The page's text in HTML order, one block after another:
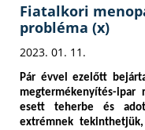
Fiatalkori
probléma (x)
2023. 01. 11.
Pár évvel ezelőtt
megtermékenyítés-
esett teherbe és
extrémnek